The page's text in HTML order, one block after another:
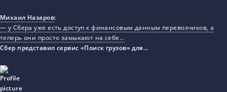
Михаил Назаров:
— у Сбера уже есть доступ к финансовым данным перевозчиков, а
теперь они просто замыкают на себе…
Сбер представил сервис «Поиск грузов» для…